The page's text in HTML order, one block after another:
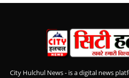
City Hulchul News - is a digital news